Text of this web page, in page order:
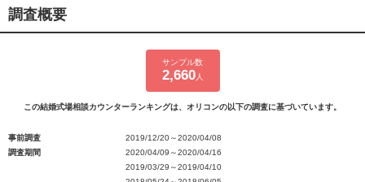
調査概要
サンプル数
2,660人
この結婚式場相談カウンターランキングは、オリコンの以下の調査に基づいています。
事前調査
2019/12/20～2020/04/08
調査期間
2020/04/09～2020/04/16
2019/03/29～2019/04/10